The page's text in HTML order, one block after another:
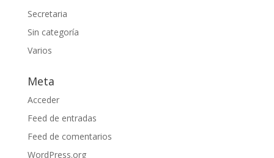
Secretaria
Sin categoría
Varios
Meta
Acceder
Feed de entradas
Feed de comentarios
WordPress.org